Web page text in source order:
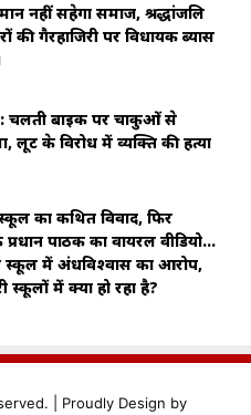
नहीं सहेगा समाज, श्रद्धांजलि
गैरहाजिरी पर विधायक ब्यास
चलती बाइक पर चाकुओं से
लूट के विरोध में व्यक्ति की हत्या
का कथित विवाद, फिर
प्रधान पाठक का वायरल वीडियो…
स्कूल में अंधविश्वास का आरोप,
स्कूलों में क्या हो रहा है?
| Proudly Design by